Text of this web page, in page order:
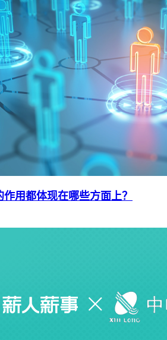
用都体现在哪些方面上？